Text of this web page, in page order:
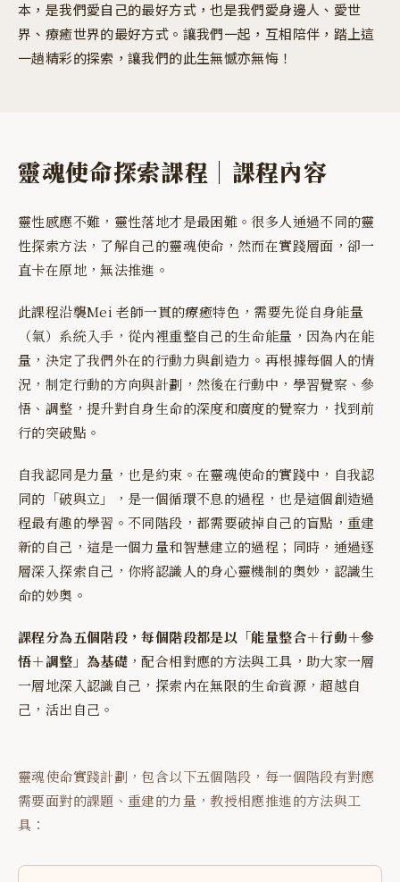
本，是我們愛自己的最好方式，也是我們愛身邊人、愛世
界、療癒世界的最好方式。讓我們一起，互相陪伴，踏上這
一趟精彩的探索，讓我們的此生無憾亦無悔！
靈魂使命探索課程｜課程內容
靈性感應不難，靈性落地才是最困難。很多人通過不同的靈
性探索方法，了解自己的靈魂使命，然而在實踐層面，卻一
直卡在原地，無法推進。
此課程沿襲Mei 老師一貫的療癒特色，需要先從自身能量
（氣）系統入手，從內裡重整自己的生命能量，因為內在能
量，決定了我們外在的行動力與創造力。再根據每個人的情
況，制定行動的方向與計劃，然後在行動中，學習覺察、參
悟、調整，提升對自身生命的深度和廣度的覺察力，找到前
行的突破點。
自我認同是力量，也是約束。在靈魂使命的實踐中，自我認
同的「破與立」，是一個循環不息的過程，也是這個創造過
程最有趣的學習。不同階段，都需要破掉自己的盲點，重建
新的自己，這是一個力量和智慧建立的過程；同時，通過逐
層深入探索自己，你將認識人的身心靈機制的奧妙，認識生
命的妙奧。
課程分為五個階段，每個階段都是以「能量整合＋行動＋參
悟＋調整」為基礎 ，配合相對應的方法與工具，助大家一層
一層地深入認識自己，探索內在無限的生命資源，超越自
己，活出自己。
靈魂使命實踐計劃，包含以下五個階段，每一個階段有對應
需要面對的課題、重建的力量，教授相應推進的方法與工
具：